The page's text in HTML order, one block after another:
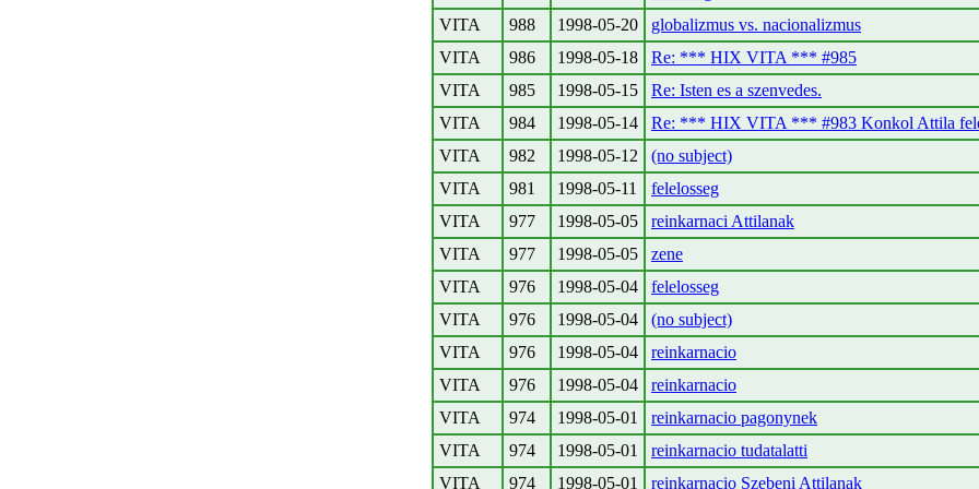
VITA
988 1998-05-20
globalizmus vs. nacionalizmus
VITA
986 1998-05-18
Re: *** HIX VITA *** #985
VITA
985 1998-05-15
Re: Isten es a szenvedes.
VITA
984 1998-05-14
Re: *** HIX VITA *** #983 Konkol Attila
VITA
982 1998-05-12
(no subject)
VITA
981 1998-05-11
felelosseg
VITA
977 1998-05-05
reinkarnaci Attilanak
VITA
977 1998-05-05
zene
VITA
976 1998-05-04
felelosseg
VITA
976 1998-05-04
(no subject)
VITA
976 1998-05-04
reinkarnacio
VITA
976 1998-05-04
reinkarnacio
VITA
974 1998-05-01
reinkarnacio pagonynek
VITA
974 1998-05-01
reinkarnacio tudatalatti
VITA
974 1998-05-01 reinkarnacio Szebeni Attilanak